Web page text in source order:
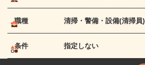
職種 清掃・警備・設備(清掃員)
条件 指定しない